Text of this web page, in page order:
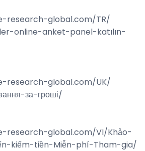
research-global.com/TR/
online-anket-panel-katılın-
research-global.com/UK/
за-гроші/
research-global.com/VI/Khảo-
kiếm-tiền-Miễn-phí-Tham-gia/